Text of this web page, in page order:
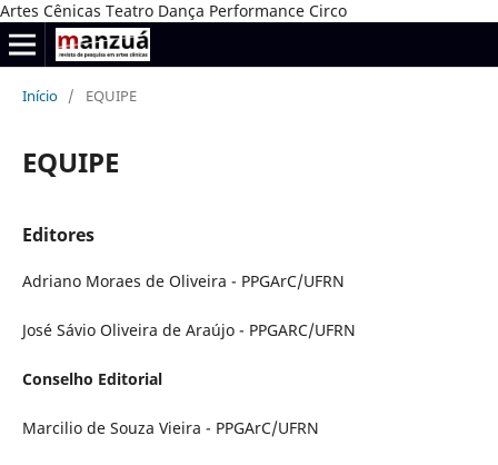
Artes Cênicas Teatro Dança Performance Circo
Início / EQUIPE
EQUIPE
Editores
Adriano Moraes de Oliveira - PPGArC/UFRN
José Sávio Oliveira de Araújo - PPGARC/UFRN
Conselho Editorial
Marcilio de Souza Vieira - PPGArC/UFRN